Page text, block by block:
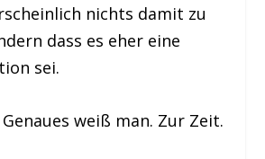
nichts damit zu
dass es eher eine
sei.
weiß man. Zur Zeit.